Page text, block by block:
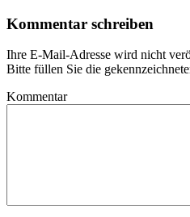
Kommentar schreiben
Ihre E-Mail-Adresse wird nicht
Bitte füllen Sie die
Kommentar